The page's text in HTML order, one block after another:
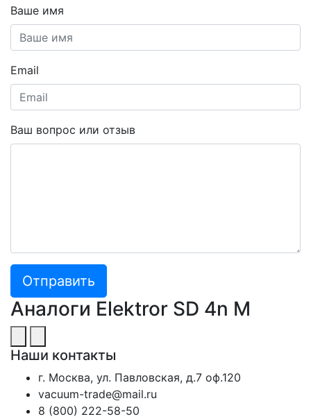
Ваше имя
Email
Ваш вопрос или отзыв
Отправить
Аналоги Elektror SD 4n M
Наши контакты
г. Москва, ул. Павловская, д.7 оф.120
vacuum-trade@mail.ru
8 (800) 222-58-50